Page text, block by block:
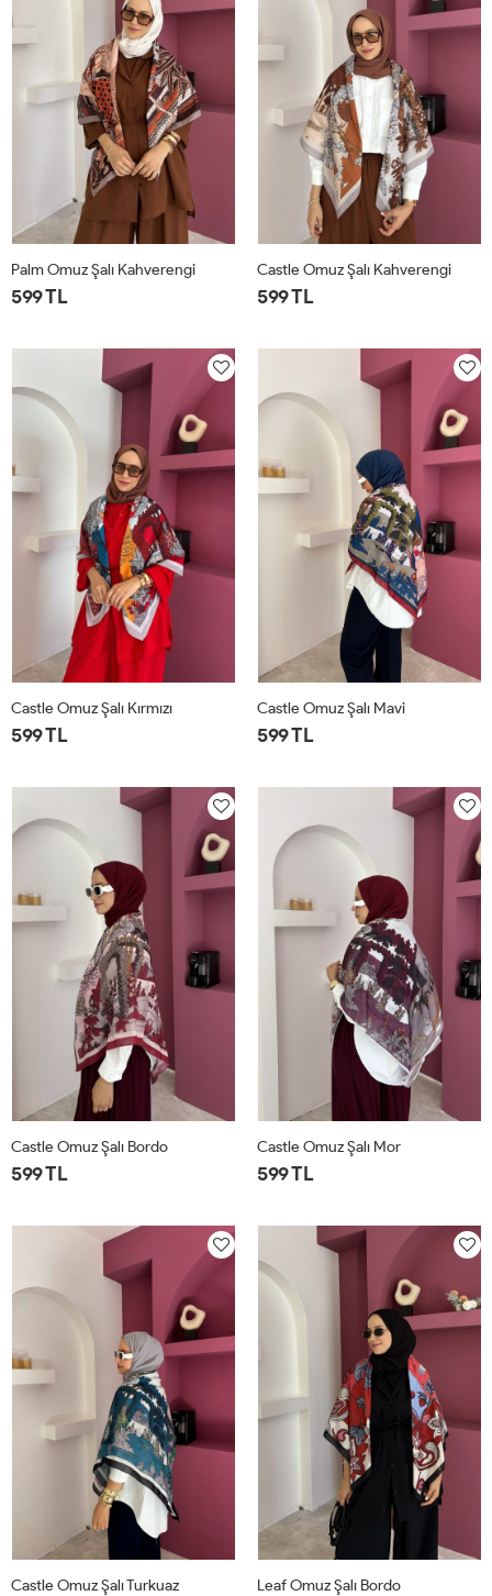
Palm Omuz Şalı Kahverengi
599 TL
Castle Omuz Şalı Kahverengi
599 TL
Castle Omuz Şalı Kırmızı
599 TL
Castle Omuz Şalı Mavi
599 TL
Castle Omuz Şalı Bordo
599 TL
Castle Omuz Şalı Mor
599 TL
Castle Omuz Şalı Turkuaz Leaf Omuz Şalı Bordo